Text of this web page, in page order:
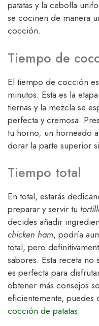
patatas y la cebolla
se cocinen de manera
cocción.
Tiempo de
El tiempo de cocción
minutos. Esta es la
tiernas y la mezcla se
perfecta y cremosa.
tu horno; un horneado
dorar la parte superior
Tiempo total
En total, estarás
preparar y servir tu
decides añadir
chicken ham, podría
total, pero
sabores. Esta receta
es perfecta para
obtener más consejos
eficientemente, puedes
cocción de patatas.